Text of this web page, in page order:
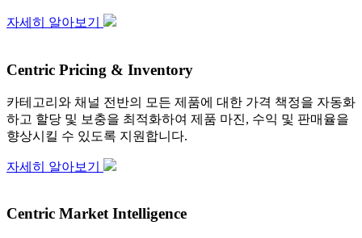
자세히 알아보기
Centric Pricing & Inventory
카테고리와 채널 전반의 모든 제품에 대한 가격 책정을 자동화
하고 할당 및 보충을 최적화하여 제품 마진, 수익 및 판매율을
향상시킬 수 있도록 지원합니다.
자세히 알아보기
Centric Market Intelligence